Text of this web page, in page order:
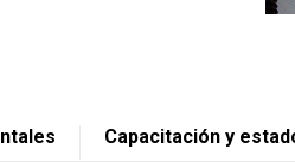
Capacitación y